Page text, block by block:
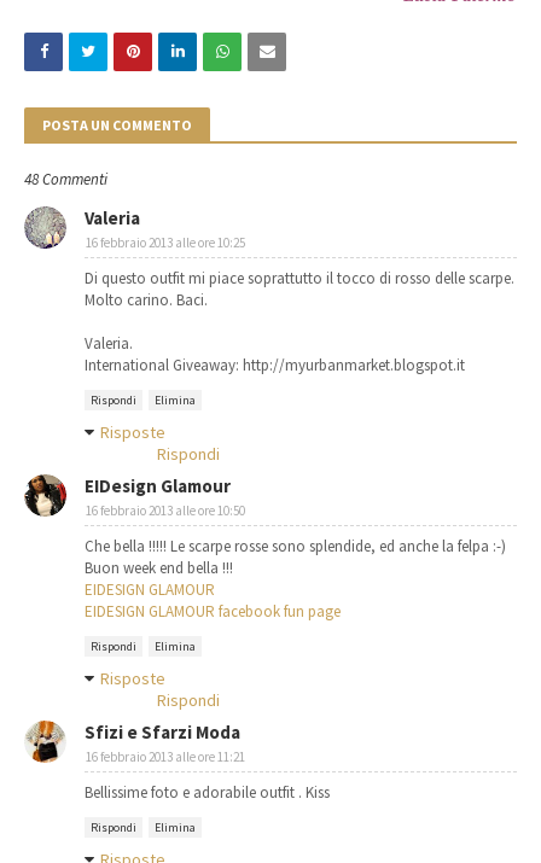
POSTA UN COMMENTO
48 Commenti
Valeria
16 febbraio 2013 alle ore 10:25
Di questo outfit mi piace soprattutto il tocco di rosso delle scarpe.
Molto carino. Baci.
Valeria.
International Giveaway: http://myurbanmarket.blogspot.it
Rispondi Elimina
Risposte
Rispondi
EIDesign Glamour
16 febbraio 2013 alle ore 10:50
Che bella !!!!! Le scarpe rosse sono splendide, ed anche la felpa :-)
Buon week end bella !!!
EIDESIGN GLAMOUR
EIDESIGN GLAMOUR facebook fun page
Rispondi Elimina
Risposte
Rispondi
Sfizi e Sfarzi Moda
16 febbraio 2013 alle ore 11:21
Bellissime foto e adorabile outfit . Kiss
Rispondi Elimina